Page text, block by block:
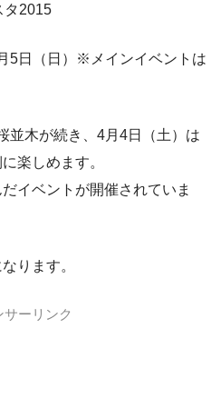
タ2015
5日（日）※メインイベントは
並木が続き、4月4日（土）は
楽しめます。
イベントが開催されていま
ります。
サーリンク